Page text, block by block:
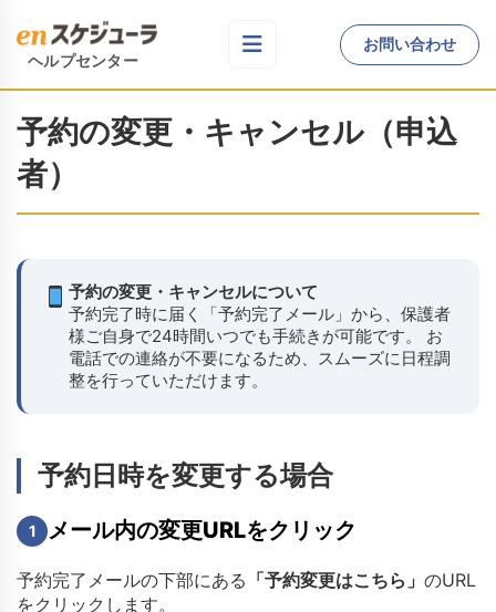
ヘルプセンター
お問い合わせ
予約の変更・キャンセル（申込
者）
予約の変更・キャンセルについて
予約完了時に届く「予約完了メール」から、保護者
様ご自身で24時間いつでも手続きが可能です。 お
電話での連絡が不要になるため、スムーズに日程調
整を行っていただけます。
予約日時を変更する場合
1 メール内の変更URLをクリック
予約完了メールの下部にある 「予約変更はこちら」 のURL
をクリックします。